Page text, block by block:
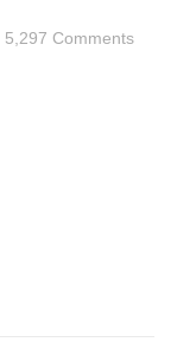
5,297 Comments